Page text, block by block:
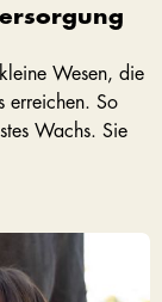
Wesen, die
erreichen. So
Wachs. Sie